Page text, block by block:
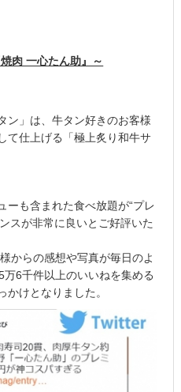
肉 一心たん助』～
ン」は、牛タン好きのお客様
て仕上げる「極上炙り和牛サ
ーも含まれた食べ放題が“プレ
スが非常に良いとご好評いた
からの感想や写真が毎日のよ
6千件以上のいいねを集める
けとなりました。